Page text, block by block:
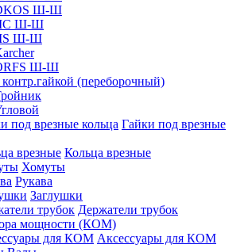
Ш-Ш
Ш-Ш
Ш-Ш
Ш-Ш
контр.гайкой (переборочный)
Гайки под врезные
Кольца врезные
Хомуты
Рукава
Заглушки
Держатели трубок
мощности (КОМ)
Аксессуары для КОМ